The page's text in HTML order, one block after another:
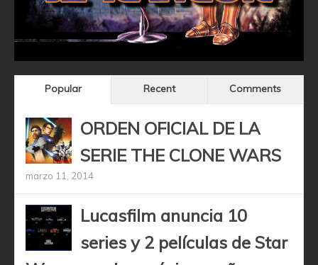
Popular Recent Comments
ORDEN OFICIAL DE LA
SERIE THE CLONE WARS
marzo 11, 2014
Lucasfilm anuncia 10
series y 2 películas de Star